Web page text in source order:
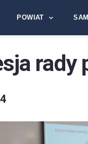
POWIAT
rady